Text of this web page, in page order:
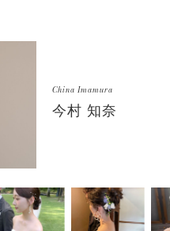
China Imamura
今村 知奈